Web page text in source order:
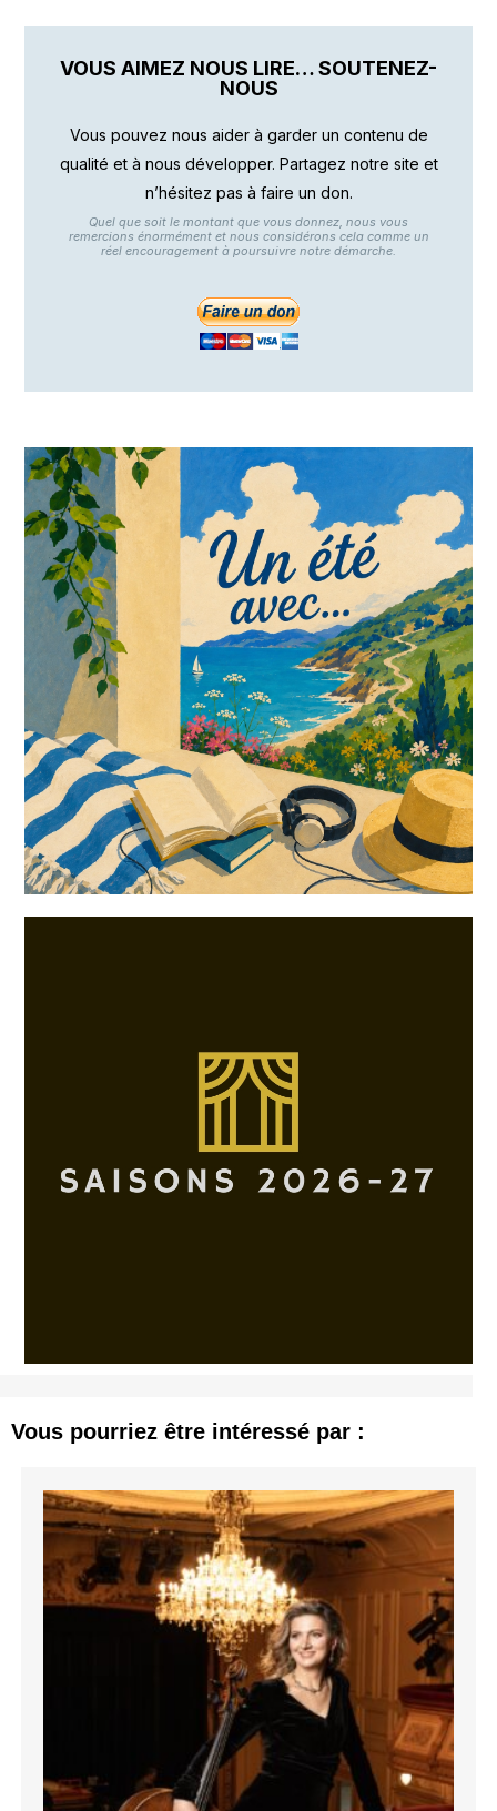
VOUS AIMEZ NOUS LIRE… SOUTENEZ-
NOUS
Vous pouvez nous aider à garder un contenu de
qualité et à nous développer. Partagez notre site et
n’hésitez pas à faire un don.
Quel que soit le montant que vous donnez, nous vous
remercions énormément et nous considérons cela comme un
réel encouragement à poursuivre notre démarche.
Vous pourriez être intéressé par :